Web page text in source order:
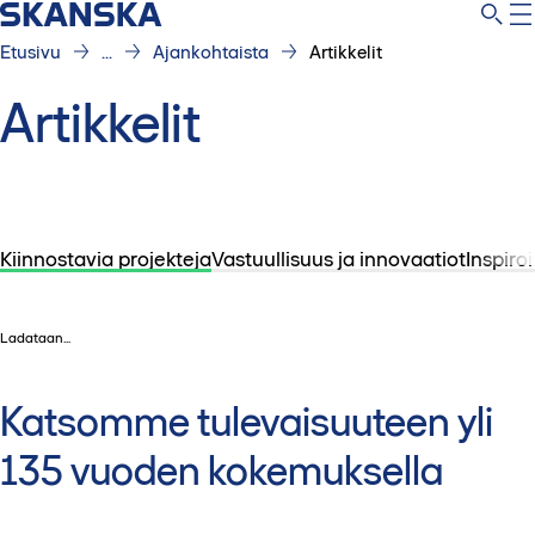
Etusivu ... Ajankohtaista Artikkelit
Artikkelit
Kiinnostavia projektejaVastuullisuus ja innovaatiot
Ladataan...
Katsomme tulevaisuuteen yli
135 vuoden kokemuksella